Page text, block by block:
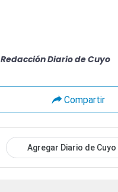
Redacción Diario de Cuyo
Compartir
Agregar Diario de Cuyo